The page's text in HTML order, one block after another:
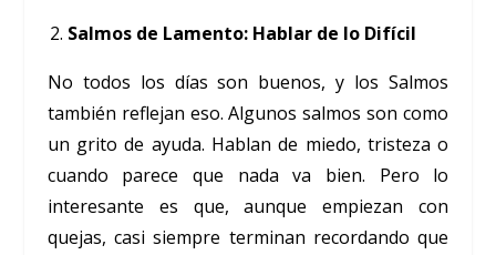
Salmos de Lamento: Hablar de lo Difícil
No todos los días son buenos, y los Salmos
también reflejan eso. Algunos salmos son como
un grito de ayuda. Hablan de miedo, tristeza o
cuando parece que nada va bien. Pero lo
interesante es que, aunque empiezan con
quejas, casi siempre terminan recordando que